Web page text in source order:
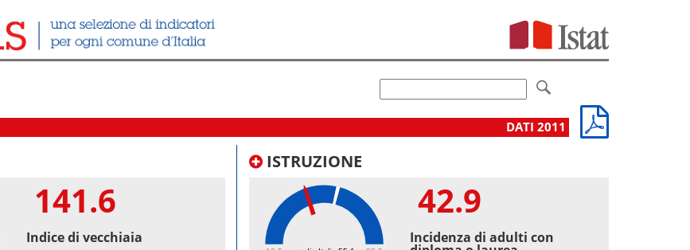
DATI 2011
141.6
Indice di vecchiaia
ISTRUZIONE
42.9
Incidenza di adulti con